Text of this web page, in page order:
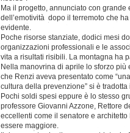
Ma il progetto, annunciato con
dell’emotività dopo il terremoto che
evidente.
Poche risorse stanziate, dodici mesi
organizzazioni professionali e le
vita a risultati risibili. La montagna ha
Nella manovrina di aprile lo sforzo
che Renzi aveva presentato come
cultura della prevenzione” si è
Pochi soldi spesi eppure è lo stesso
professore Giovanni Azzone, Rettore
eccellenti come il senatore e
essere maggiore.